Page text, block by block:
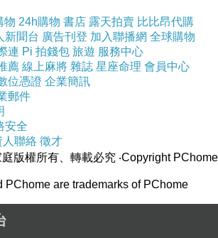
卻無法在紐約找到律師工作
婆會吃醋
學系教授
老公接到一個案子
跟國家申請照顧者除稅時卻被拒絕給
民間已開始上街頭遊行追求性別平等
物 24h購物 書店 露天拍賣 比比昂代購
新聞台 廣告刊登 加入聯播網 全球購物
連 Pi 拍錢包 旅遊 服務中心
薦 線上麻將 雜誌 星座命理 會員中心
位憑證 企業簡訊
郵件
安全
人聯絡 徵才
庭版權所有、轉載必究 ‧Copyright PChome
PChome are trademarks of PChome